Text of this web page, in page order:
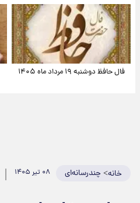
فال حافظ دوشنبه ۱۹ مرداد ماه ۱۴۰۵
خانه>چندرسانه‌ای ۰۸ تیر ۱۴۰۵